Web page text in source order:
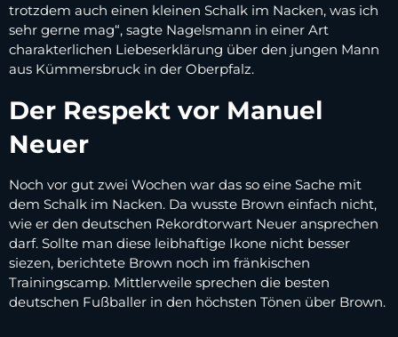
trotzdem auch einen kleinen Schalk im Nacken, was ich
sehr gerne mag“, sagte Nagelsmann in einer Art
charakterlichen Liebeserklärung über den jungen Mann
aus Kümmersbruck in der Oberpfalz.
Der Respekt vor Manuel
Neuer
Noch vor gut zwei Wochen war das so eine Sache mit
dem Schalk im Nacken. Da wusste Brown einfach nicht,
wie er den deutschen Rekordtorwart Neuer ansprechen
darf. Sollte man diese leibhaftige Ikone nicht besser
siezen, berichtete Brown noch im fränkischen
Trainingscamp. Mittlerweile sprechen die besten
deutschen Fußballer in den höchsten Tönen über Brown.